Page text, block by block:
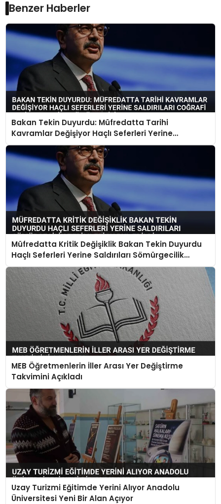
Benzer Haberler
Bakan Tekin Duyurdu: Müfredatta Tarihi
Kavramlar Değişiyor Haçlı Seferleri Yerine
Saldırıları Coğrafi Keşifler Yerine Sömürgecilik
Olacak
Müfredatta Kritik Değişiklik Bakan Tekin Duyurdu
Haçlı Seferleri Yerine Saldırıları Sömürgecilik
Terimleri Kabul Edildi
MEB Öğretmenlerin İller Arası Yer Değiştirme
Takvimini Açıkladı
Uzay Turizmi Eğitimde Yerini Alıyor Anadolu
Üniversitesi Yeni Bir Alan Açıyor